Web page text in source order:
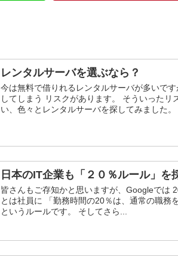
レンタルサーバを選ぶなら？
今は無料で借りれるレンタルサーバが多いで
してしまう リスクがあります。 そういった
い、色々とレンタルサーバを探してみました。
日本のIT企業も「２０％ルール」を
皆さんもご存知かと思いますが、Googleでは
とは社員に 「勤務時間の20％は、通常の職務
というルールです。 そしてさら...